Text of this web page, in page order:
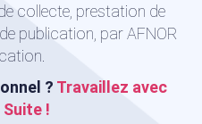
collecte, prestation de
publication, par AFNOR
? Travaillez avec
!